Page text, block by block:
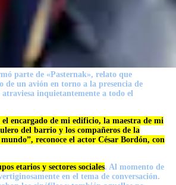
parte de «Pasternak», relato que
de un avión en torno a la presencia de
inquietantemente a todo el
encargado de mi edificio, la maestra de mi
del barrio y los compañeros de la
reconoce el actor César Bordón, con
etarios y sectores sociales. Al momento de
en el tema de conversación.